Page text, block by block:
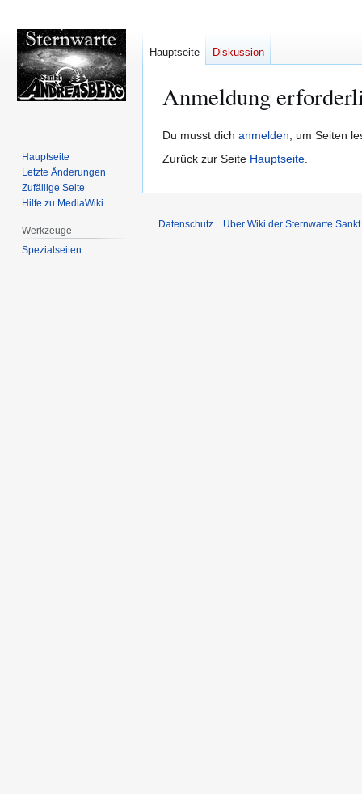
Anmeldung
Zur
Navigation
Zur
Suche
Du musst dich anmelden, um Seiten
Zurück zur Seite Hauptseite.
Hauptseite Diskussion
Hauptseite
Letzte Änderungen
Zufällige Seite
Hilfe zu MediaWiki
Werkzeuge
Spezialseiten
Datenschutz Über Wiki der Sternwarte